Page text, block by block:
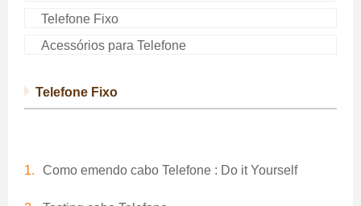
Telefone Fixo
Acessórios para Telefone
Telefone Fixo
Como emendo cabo Telefone : Do it Yourself